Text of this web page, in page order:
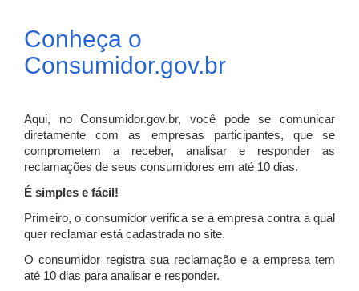
Conheça o
Consumidor.gov.br
Aqui, no Consumidor.gov.br, você pode se comunicar
diretamente com as empresas participantes, que se
comprometem a receber, analisar e responder as
reclamações de seus consumidores em até 10 dias.
É simples e fácil!
Primeiro, o consumidor verifica se a empresa contra a qual
quer reclamar está cadastrada no site.
O consumidor registra sua reclamação e a empresa tem
até 10 dias para analisar e responder.